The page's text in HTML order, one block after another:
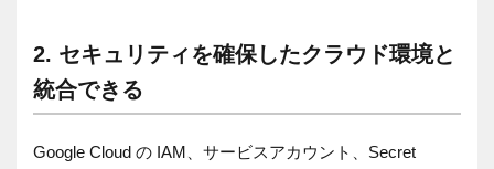
2. セキュリティを確保したクラウド環境と
統合できる
Google Cloud の IAM、サービスアカウント、Secret